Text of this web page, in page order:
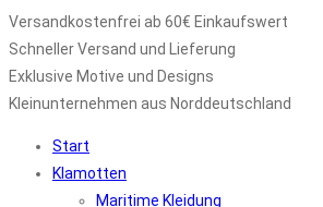
Versandkostenfrei ab 60€ Einkaufswert
Schneller Versand und Lieferung
Exklusive Motive und Designs
Kleinunternehmen aus Norddeutschland
Start
Klamotten
Maritime Kleidung